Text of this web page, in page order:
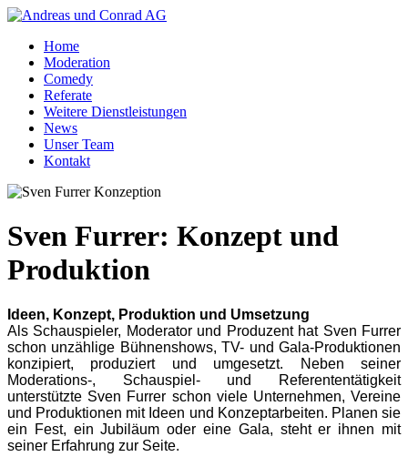
Home
Moderation
Comedy
Referate
Weitere Dienstleistungen
News
Unser Team
Kontakt
Sven Furrer: Konzept und
Produktion
Ideen, Konzept, Produktion und Umsetzung
Als Schauspieler, Moderator und Produzent hat Sven Furrer
schon unzählige Bühnenshows, TV- und Gala-Produktionen
konzipiert, produziert und umgesetzt. Neben seiner
Moderations-, Schauspiel- und Referententätigkeit
unterstützte Sven Furrer schon viele Unternehmen, Vereine
und Produktionen mit Ideen und Konzeptarbeiten. Planen sie
ein Fest, ein Jubiläum oder eine Gala, steht er ihnen mit
seiner Erfahrung zur Seite.